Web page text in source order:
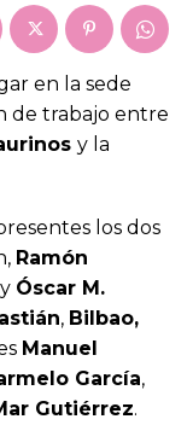
en la sede
de trabajo entre
y la
los dos
Ramón
Óscar M.
, Bilbao,
Manuel
García,
Gutiérrez.